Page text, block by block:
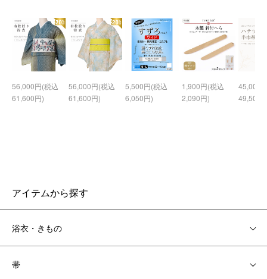
56,000円(税込
61,600円)
56,000円(税込
61,600円)
5,500円(税込
6,050円)
1,900円(税込
2,090円)
45,000
49,500
アイテムから探す
浴衣・きもの
帯